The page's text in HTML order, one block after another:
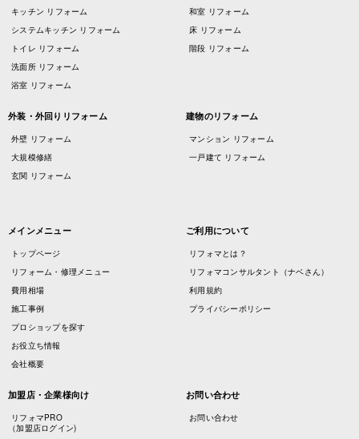
キッチン リフォーム
システムキッチン リフォーム
トイレ リフォーム
洗面所 リフォーム
浴室 リフォーム
和室 リフォーム
床 リフォーム
階段 リフォーム
外装・外回りリフォーム
外壁 リフォーム
大規模修繕
玄関 リフォーム
建物のリフォーム
マンション リフォーム
一戸建て リフォーム
メインメニュー
トップページ
リフォーム・修理メニュー
費用相場
施工事例
プロショップを探す
お役立ち情報
会社概要
ご利用について
リフォマとは？
リフォマコンサルタント（ナベさん）
利用規約
プライバシーポリシー
加盟店・企業様向け
リフォマPRO
（加盟店ログイン)
お問い合わせ
お問い合わせ